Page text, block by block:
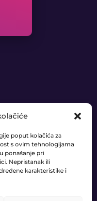
poput kolačića za
s ovim tehnologijama
ponašanje pri
Nepristanak ili
karakteristike i